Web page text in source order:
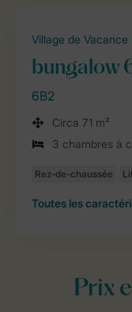
Village de Vacance
bungalow
6B2
Circa 71 m²
3 chambres à
Toutes les
Prix